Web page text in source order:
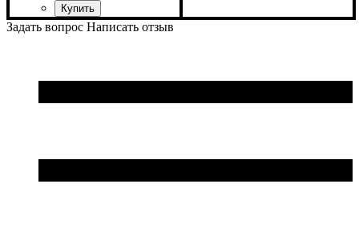
Задать вопрос Написать отзыв